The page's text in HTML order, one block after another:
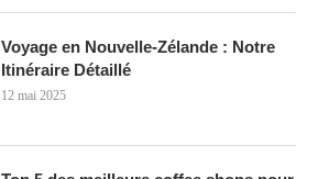
Voyage en Nouvelle-Zélande : Notre
Itinéraire Détaillé
12 mai 2025